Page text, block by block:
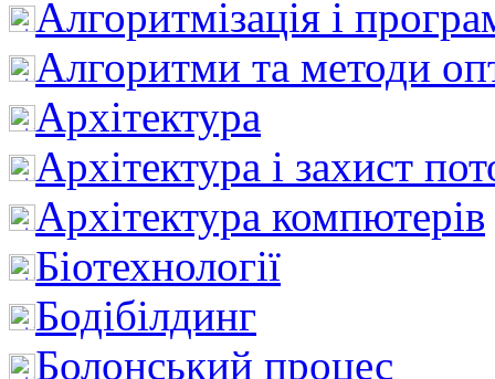
Алгоритмізація і
Алгоритми та методи
Архітектура
Архітектура і захист
Архітектура компютерів
Біотехнології
Бодібілдинг
Болонський процес